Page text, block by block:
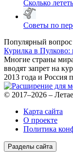
Сколько лететь
Советы по
Популярный вопрос
Курилка в Пулково:
Многие страны
вводят запрет на
2013 года и Россия
© 2017–2026 –
Карта сайта
О проекте
Политика
Разделы сайта